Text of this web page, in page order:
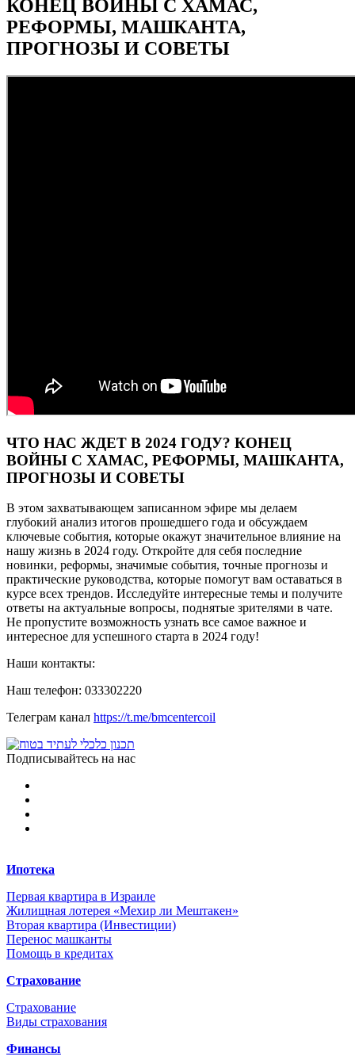
КОНЕЦ ВОЙНЫ С ХАМАС,
РЕФОРМЫ, МАШКАНТА,
ПРОГНОЗЫ И СОВЕТЫ
ЧТО НАС ЖДЕТ В 2024 ГОДУ? КОНЕЦ
ВОЙНЫ С ХАМАС, РЕФОРМЫ, МАШКАНТА,
ПРОГНОЗЫ И СОВЕТЫ
В этом захватывающем записанном эфире мы делаем
глубокий анализ итогов прошедшего года и обсуждаем
ключевые события, которые окажут значительное влияние на
нашу жизнь в 2024 году. Откройте для себя последние
новинки, реформы, значимые события, точные прогнозы и
практические руководства, которые помогут вам оставаться в
курсе всех трендов. Исследуйте интересные темы и получите
ответы на актуальные вопросы, поднятые зрителями в чате.
Не пропустите возможность узнать все самое важное и
интересное для успешного старта в 2024 году!
Наши контакты:
Наш телефон: 033302220
Телеграм канал https://t.me/bmcentercoil
Подписывайтесь на нас
Ипотека
Первая квартира в Израиле
Жилищная лотерея «Мехир ли Мештакен»
Вторая квартира (Инвестиции)
Перенос машканты
Помощь в кредитах
Страхование
Страхование
Виды страхования
Финансы